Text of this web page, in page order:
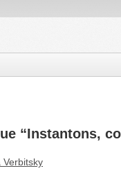
“Instantons,
Verbitsky